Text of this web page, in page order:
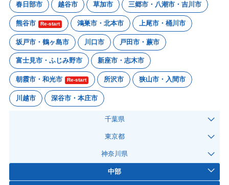
春日部市 越谷市 草加市 三郷市・八潮市・吉川市
熊谷市 Re-start 鴻巣市・北本市 上尾市・桶川市
坂戸市・鶴ヶ島市 川口市 戸田市・蕨市
富士見市・ふじみ野市 新座市・志木市
朝霞市・和光市 Re-start 所沢市 狭山市・入間市
川越市 深谷市・本庄市
千葉県
東京都
神奈川県
中部